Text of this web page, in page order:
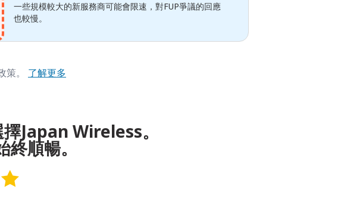
一些規模較大的新服務商可能會限速，對FUP爭議的回應
也較慢。
策。 了解更多
Japan Wireless。
順暢。